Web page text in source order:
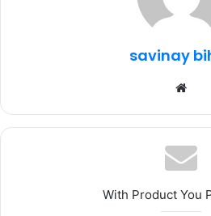
p
savinay
With Product You